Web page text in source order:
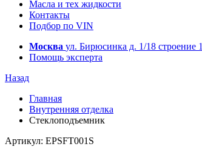
Масла и тех жидкости
Контакты
Подбор по VIN
Москва ул. Бирюсинка д. 1/18 строение 1
Помощь эксперта
Назад
Главная
Внутренняя отделка
Стеклоподъемник
Артикул: EPSFT001S